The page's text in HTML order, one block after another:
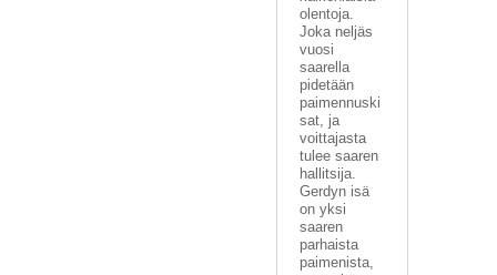
olentoja.
Joka neljäs
vuosi
saarella
pidetään
paimennuski
sat, ja
voittajasta
tulee saaren
hallitsija.
Gerdyn isä
on yksi
saaren
parhaista
paimenista,